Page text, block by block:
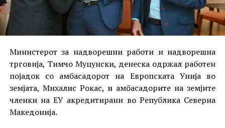
Министерот за надворешни работи и надворешна
трговија, Тимчо Муцунски, денеска одржал работен
појадок со амбасадорот на Европската Унија во
земјата, Михалис Рокас, и амбасадорите на земјите
членки на ЕУ акредитирани во Република Северна
Македонија.